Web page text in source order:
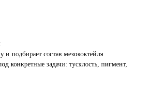
и подбирает состав мезококтейля
конкретные задачи: тусклость, пигмент,